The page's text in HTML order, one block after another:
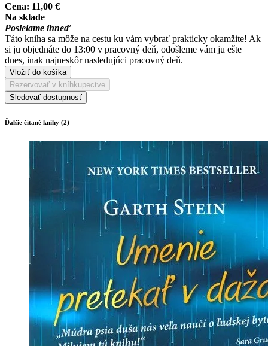
Cena: 11,00 €
Na sklade
Posielame ihneď
Táto kniha sa môže na cestu ku vám vybrať prakticky okamžite! Ak
si ju objednáte do 13:00 v pracovný deň, odošleme vám ju ešte
dnes, inak najneskôr nasledujúci pracovný deň.
Vložiť do košíka
Rezervovať v kníhkupectve
Sledovať dostupnosť
Ďalšie čítané knihy (2)